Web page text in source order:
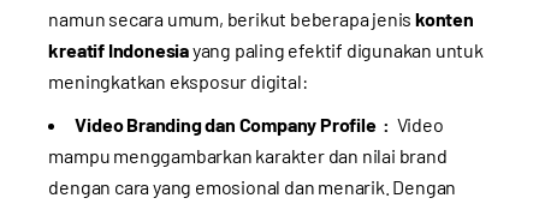
namun secara umum, berikut beberapa jenis konten
kreatif Indonesiayang paling efektif digunakan untuk
meningkatkan eksposur digital:
Video Branding dan Company Profile : Video
mampu menggambarkan karakter dan nilai brand
dengan cara yang emosional dan menarik. Dengan